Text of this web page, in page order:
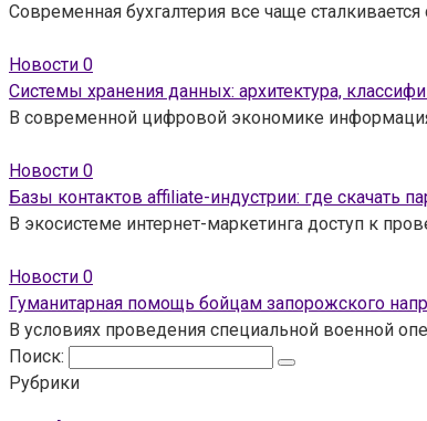
Современная бухгалтерия все чаще
Новости 0
Системы хранения данных: архитектура,
В современной цифровой экономике
Новости 0
Базы контактов affiliate-индустрии: где скачать
В экосистеме интернет-маркетинга доступ к
Новости 0
Гуманитарная помощь бойцам запорожского
В условиях проведения специальной военной
Поиск:
Рубрики